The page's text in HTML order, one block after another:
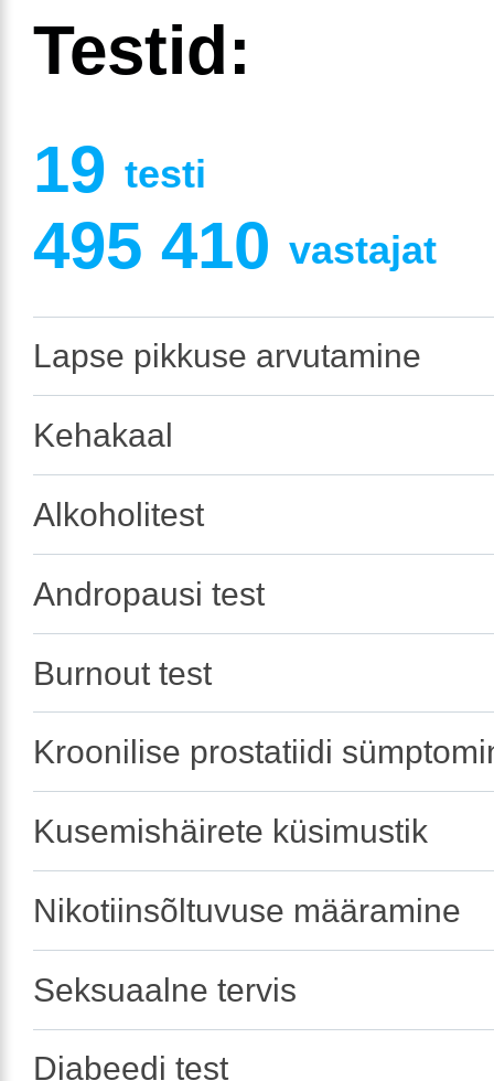
Testid:
19 testi
495 410 vastajat
Lapse pikkuse arvutamine
Kehakaal
Alkoholitest
Andropausi test
Burnout test
Kroonilise prostatiidi
Kusemishäirete küsimustik
Nikotiinsõltuvuse määramine
Seksuaalne tervis
Diabeedi test